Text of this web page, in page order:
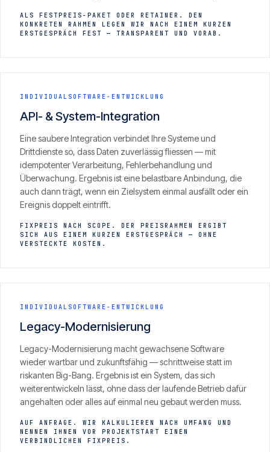
ALS FESTPREIS-PAKET ODER RETAINER. DEN
KONKRETEN RAHMEN LEGEN WIR NACH EINEM KURZEN
ERSTGESPRÄCH FEST — TRANSPARENT UND VORAB.
INDIVIDUALSOFTWARE-ENTWICKLUNG
API- & System-Integration
Eine saubere Integration verbindet Ihre Systeme und
Drittdienste so, dass Daten zuverlässig fliessen — mit
idempotenter Verarbeitung, Fehlerbehandlung und
Überwachung. Ergebnis ist eine belastbare Anbindung, die
auch dann trägt, wenn ein Zielsystem einmal ausfällt oder ein
Ereignis doppelt eintrifft.
FIXPREIS NACH SCOPE. DER PREISRAHMEN ERGIBT
SICH AUS EINEM KURZEN ERSTGESPRÄCH — OHNE
VERSTECKTE KOSTEN.
INDIVIDUALSOFTWARE-ENTWICKLUNG
Legacy-Modernisierung
Legacy-Modernisierung macht gewachsene Software
wieder wartbar und zukunftsfähig — schrittweise statt im
riskanten Big-Bang. Ergebnis ist ein System, das sich
weiterentwickeln lässt, ohne dass der laufende Betrieb dafür
angehalten oder alles auf einmal neu gebaut werden muss.
AUF ANFRAGE. WIR KALKULIEREN NACH UMFANG UND
NENNEN IHNEN VOR PROJEKTSTART EINEN
VERBINDLICHEN FIXPREIS.